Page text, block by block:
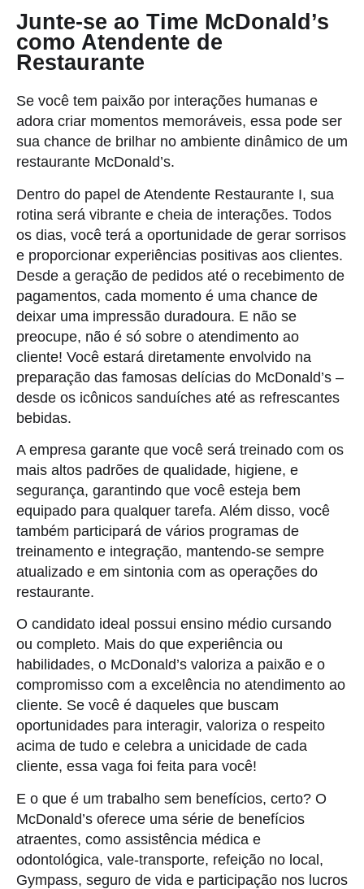
Junte-se ao Time McDonald’s
como Atendente de
Restaurante
Se você tem paixão por interações humanas e
adora criar momentos memoráveis, essa pode ser
sua chance de brilhar no ambiente dinâmico de um
restaurante McDonald’s.
Dentro do papel de Atendente Restaurante I, sua
rotina será vibrante e cheia de interações. Todos
os dias, você terá a oportunidade de gerar sorrisos
e proporcionar experiências positivas aos clientes.
Desde a geração de pedidos até o recebimento de
pagamentos, cada momento é uma chance de
deixar uma impressão duradoura. E não se
preocupe, não é só sobre o atendimento ao
cliente! Você estará diretamente envolvido na
preparação das famosas delícias do McDonald’s –
desde os icônicos sanduíches até as refrescantes
bebidas.
A empresa garante que você será treinado com os
mais altos padrões de qualidade, higiene, e
segurança, garantindo que você esteja bem
equipado para qualquer tarefa. Além disso, você
também participará de vários programas de
treinamento e integração, mantendo-se sempre
atualizado e em sintonia com as operações do
restaurante.
O candidato ideal possui ensino médio cursando
ou completo. Mais do que experiência ou
habilidades, o McDonald’s valoriza a paixão e o
compromisso com a excelência no atendimento ao
cliente. Se você é daqueles que buscam
oportunidades para interagir, valoriza o respeito
acima de tudo e celebra a unicidade de cada
cliente, essa vaga foi feita para você!
E o que é um trabalho sem benefícios, certo? O
McDonald’s oferece uma série de benefícios
atraentes, como assistência médica e
odontológica, vale-transporte, refeição no local,
Gympass, seguro de vida e participação nos lucros